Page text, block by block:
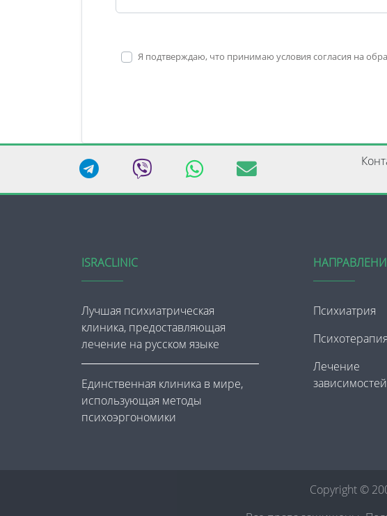
Я подтверждаю, что принимаю условия согласия на
ISRACLINIC
Лучшая психиатрическая
клиника, предоставляющая
лечение на русском языке
Единственная клиника в мире,
использующая методы
психоэргономики
Психиатрия
Психотерапия
Лечение
зависимостей
Copyright ©